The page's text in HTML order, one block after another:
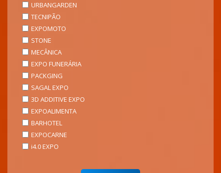
URBANGARDEN
TECNIPÃO
EXPOMOTO
STONE
MECÂNICA
EXPO FUNERÁRIA
PACKGING
SAGAL EXPO
3D ADDITIVE EXPO
EXPOALIMENTA
BARHOTEL
EXPOCARNE
i4.0 EXPO